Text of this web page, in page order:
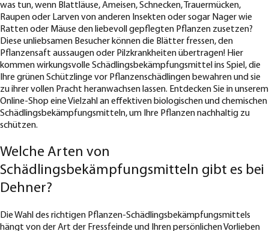
was tun, wenn Blattläuse, Ameisen, Schnecken, Trauermücken,
Raupen oder Larven von anderen Insekten oder sogar Nager wie
Ratten oder Mäuse den liebevoll gepflegten Pflanzen zusetzen?
Diese unliebsamen Besucher können die Blätter fressen, den
Pflanzensaft aussaugen oder Pilzkrankheiten übertragen! Hier
kommen wirkungsvolle Schädlingsbekämpfungsmittel ins Spiel, die
Ihre grünen Schützlinge vor Pflanzenschädlingen bewahren und sie
zu ihrer vollen Pracht heranwachsen lassen. Entdecken Sie in unserem
Online-Shop eine Vielzahl an effektiven biologischen und chemischen
Schädlingsbekämpfungsmitteln, um Ihre Pflanzen nachhaltig zu
schützen.
Welche Arten von
Schädlingsbekämpfungsmitteln gibt es bei
Dehner?
Die Wahl des richtigen Pflanzen-Schädlingsbekämpfungsmittels
hängt von der Art der Fressfeinde und Ihren persönlichen Vorlieben